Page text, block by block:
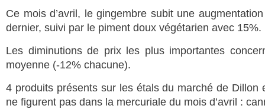
Ce mois d’avril, le gingembre subit une
dernier, suivi par le piment doux végétarien avec 15%.
Les diminutions de prix les plus importantes
moyenne (-12% chacune).
4 produits présents sur les étals du marché de
ne figurent pas dans la mercuriale du mois d’avril :